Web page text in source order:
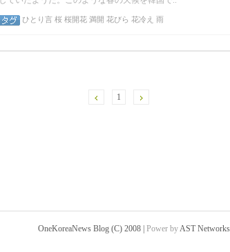
ひとり言 桜 桜開花 満開 花びら 花冷え 雨
1
OneKoreaNews Blog (C) 2008 | Power byAST Networks